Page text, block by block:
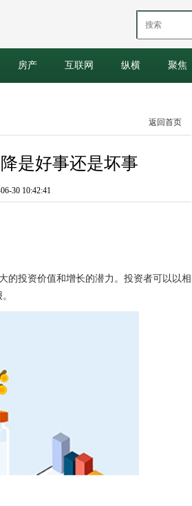
房产 互联网 纵横 聚焦
返回首页
是好事还是坏事
30 10:42:41
的投资价值和增长的潜力。 投资者可以以相